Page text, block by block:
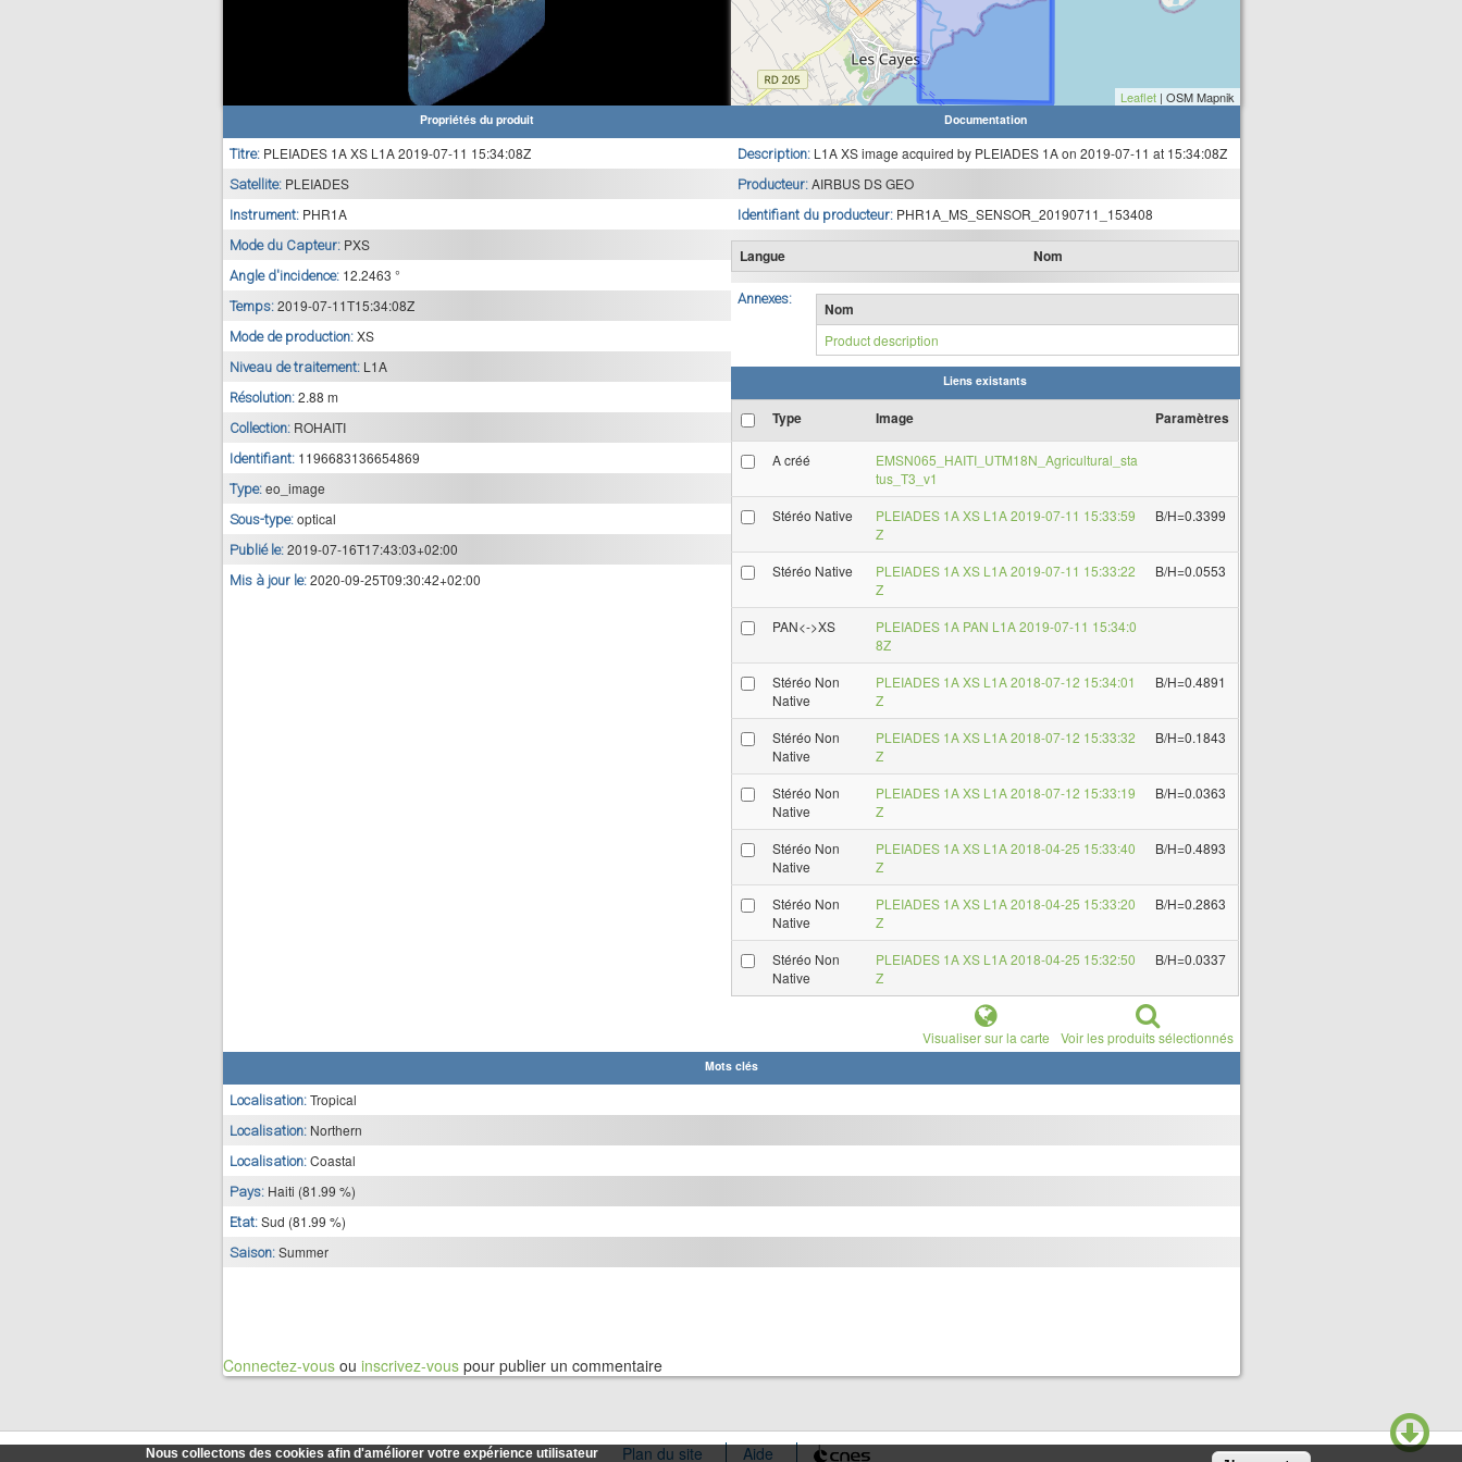
Leaflet| OSM Mapnik
Propriétés du produit
Titre: PLEIADES 1A XS L1A 2019-07-11 15:34:08Z
Satellite: PLEIADES
Instrument: PHR1A
Mode du Capteur: PXS
Angle d'incidence: 12.2463 °
Temps: 2019-07-11T15:34:08Z
Mode de production: XS
Niveau de traitement: L1A
Résolution: 2.88 m
Collection: ROHAITI
Identifiant: 1196683136654869
Type: eo_image
Sous-type: optical
Publié le: 2019-07-16T17:43:03+02:00
Mis à jour le: 2020-09-25T09:30:42+02:00
Documentation
Description: L1A XS image acquired by PLEIADES 1A on 2019-07-11 at 15:34:08Z
Producteur: AIRBUS DS GEO
Identifiant du producteur: PHR1A_MS_SENSOR_20190711_153408
Langue Nom
Annexes:
Nom
Product description
Liens existants
Type Image Paramètres
A créé
EMSN065_HAITI_UTM18N_Agricultural_sta
tus_T3_v1
Stéréo Native
PLEIADES 1A XS L1A 2019-07-11 15:33:59
Z
B/H=0.3399
Stéréo Native
PLEIADES 1A XS L1A 2019-07-11 15:33:22
Z
B/H=0.0553
PAN<->XS
PLEIADES 1A PAN L1A 2019-07-11 15:34:0
8Z
Stéréo Non
Native
PLEIADES 1A XS L1A 2018-07-12 15:34:01
Z
B/H=0.4891
Stéréo Non
Native
PLEIADES 1A XS L1A 2018-07-12 15:33:32
Z
B/H=0.1843
Stéréo Non
Native
PLEIADES 1A XS L1A 2018-07-12 15:33:19
Z
B/H=0.0363
Stéréo Non
Native
PLEIADES 1A XS L1A 2018-04-25 15:33:40
Z
B/H=0.4893
Stéréo Non
Native
PLEIADES 1A XS L1A 2018-04-25 15:33:20
Z
B/H=0.2863
Stéréo Non
Native
PLEIADES 1A XS L1A 2018-04-25 15:32:50
Z
B/H=0.0337
Visualiser sur la carte Voir les produits sélectionnés
Mots clés
Localisation: Tropical
Localisation: Northern
Localisation: Coastal
Pays: Haiti (81.99 %)
Etat: Sud (81.99 %)
Saison: Summer
Connectez-vousou inscrivez-vouspour publier un commentaire
Plan du site Aide
Nous collectons des cookies afin d'améliorer votre expérience utilisateur